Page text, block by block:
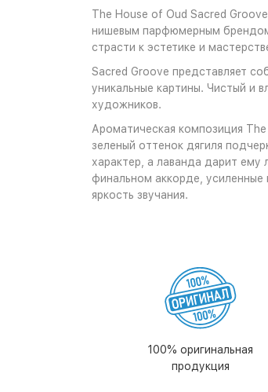
The House of Oud Sacred
нишевым парфюмерным
страсти к эстетике и
Sacred Groove представляет
уникальные картины. Чистый и
художников.
Ароматическая композиция
зеленый оттенок дягиля
характер, а лаванда дарит ему
финальном аккорде,
яркость звучания.
100% оригинальная
продукция